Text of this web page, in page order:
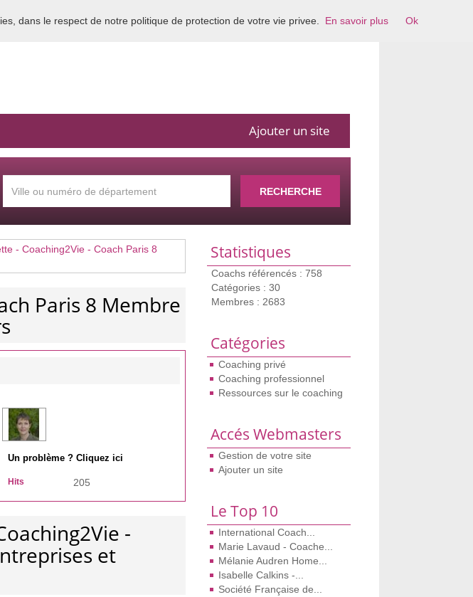
coaching en France
Ajouter un site
RECHERCHE
Statistiques
Coachs référencés : 758
Catégories : 30
Membres : 2683
Catégories
Coaching privé
Coaching professionnel
Ressources sur le coaching
Accés Webmasters
Gestion de votre site
Ajouter un site
Le Top 10
International Coach...
Marie Lavaud - Coache...
Mélanie Audren Home...
Isabelle Calkins -...
Société Française de...
- Coaching2Vie - Coach Paris 8
Paris 8 Membre
Un problème ? Cliquez ici
Hits 205
-
et
dans le respect de notre politique de protection de votre vie privee. En savoir plus Ok